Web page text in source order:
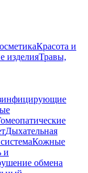
Красота и
изделияТравы,
Дыхательная
Кожные
и
обмена